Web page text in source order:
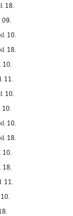
18.
10.
18.
10.
11.
10.
10.
18.
10.
18.
11.